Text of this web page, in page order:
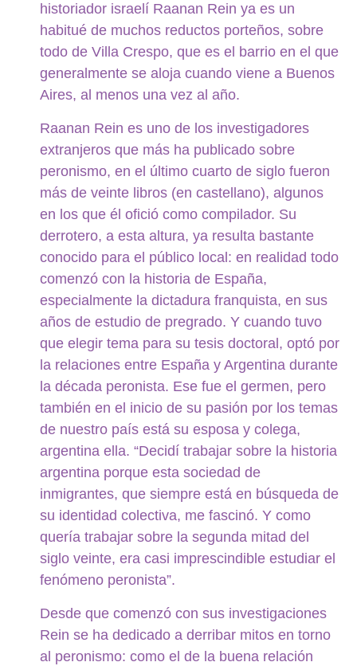
historiador israelí Raanan Rein ya es un
habitué de muchos reductos porteños, sobre
todo de Villa Crespo, que es el barrio en el que
generalmente se aloja cuando viene a Buenos
Aires, al menos una vez al año.
Raanan Rein es uno de los investigadores
extranjeros que más ha publicado sobre
peronismo, en el último cuarto de siglo fueron
más de veinte libros (en castellano), algunos
en los que él ofició como compilador. Su
derrotero, a esta altura, ya resulta bastante
conocido para el público local: en realidad todo
comenzó con la historia de España,
especialmente la dictadura franquista, en sus
años de estudio de pregrado. Y cuando tuvo
que elegir tema para su tesis doctoral, optó por
la relaciones entre España y Argentina durante
la década peronista. Ese fue el germen, pero
también en el inicio de su pasión por los temas
de nuestro país está su esposa y colega,
argentina ella. “Decidí trabajar sobre la historia
argentina porque esta sociedad de
inmigrantes, que siempre está en búsqueda de
su identidad colectiva, me fascinó. Y como
quería trabajar sobre la segunda mitad del
siglo veinte, era casi imprescindible estudiar el
fenómeno peronista”.
Desde que comenzó con sus investigaciones
Rein se ha dedicado a derribar mitos en torno
al peronismo: como el de la buena relación